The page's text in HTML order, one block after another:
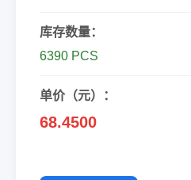
库存数量：
6390 PCS
单价（元）：
68.4500